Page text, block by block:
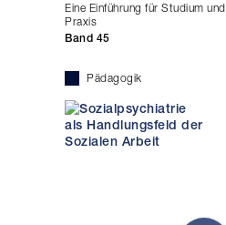
Eine Einführung für Studium und
Praxis
Band 45
Pädagogik